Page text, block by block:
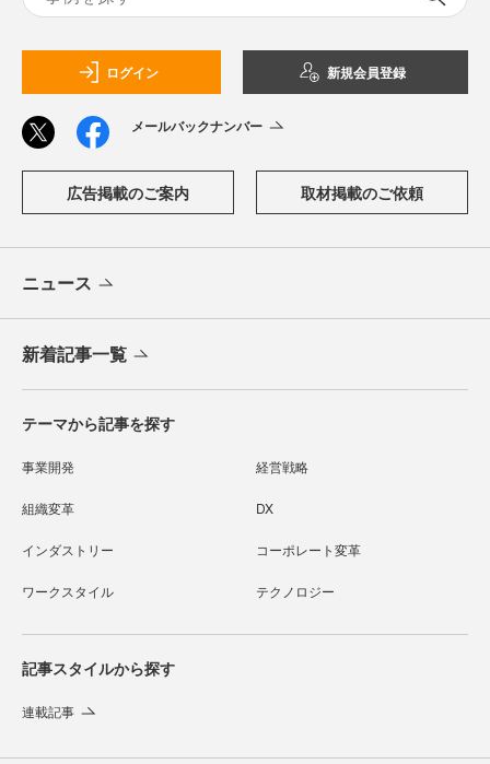
ログイン 新規会員登録
メールバックナンバー
広告掲載のご案内 取材掲載のご依頼
ニュース
新着記事一覧
テーマから記事を探す
事業開発 経営戦略
組織変革 DX
インダストリー コーポレート変革
ワークスタイル テクノロジー
記事スタイルから探す
連載記事